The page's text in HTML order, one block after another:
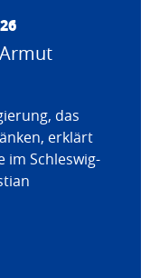
das
erklärt
im Schleswig-